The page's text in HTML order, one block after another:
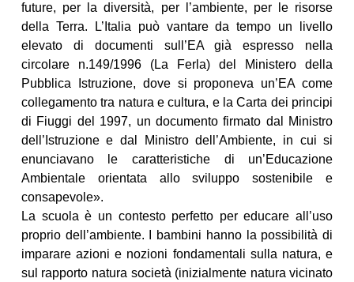
future, per la diversità, per l’ambiente, per le risorse
della Terra. L’Italia può vantare da tempo un livello
elevato di documenti sull’EA già espresso nella
circolare n.149/1996 (La Ferla) del Ministero della
Pubblica Istruzione, dove si proponeva un’EA come
collegamento tra natura e cultura, e la Carta dei principi
di Fiuggi del 1997, un documento firmato dal Ministro
dell’Istruzione e dal Ministro dell’Ambiente, in cui si
enunciavano le caratteristiche di un’Educazione
Ambientale orientata allo sviluppo sostenibile e
consapevole».
La scuola è un contesto perfetto per educare all’uso
proprio dell’ambiente. I bambini hanno la possibilità di
imparare azioni e nozioni fondamentali sulla natura, e
sul rapporto natura società (inizialmente natura vicinato